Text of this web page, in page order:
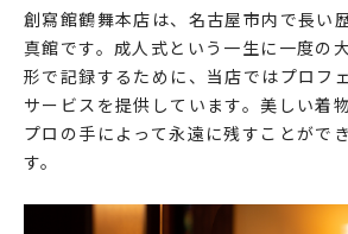
創寫館鶴舞本店は、名古屋市内で長い
真館です。成人式という一生に一度の
形で記録するために、当店ではプロフ
サービスを提供しています。美しい着
プロの手によって永遠に残すことがで
す。